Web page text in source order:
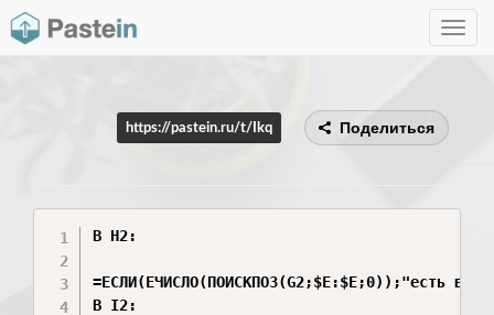
Toggle
https://pastein.ru/t/Ikq Поделиться
В H2:
=ЕСЛИ(ЕЧИСЛО(ПОИСКПОЗ(G2;$E:$E;0));"есть в
В I2: